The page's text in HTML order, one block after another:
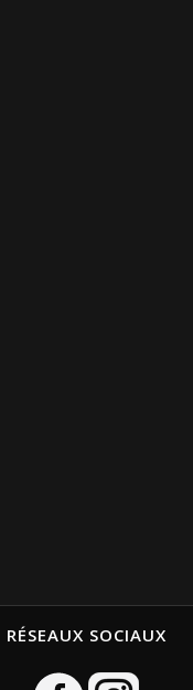
RÉSEAUX SOCIAUX